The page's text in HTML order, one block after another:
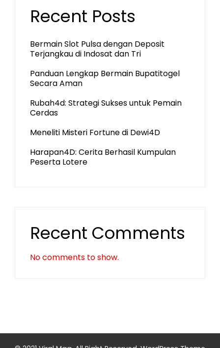
Recent Posts
Bermain Slot Pulsa dengan Deposit
Terjangkau di Indosat dan Tri
Panduan Lengkap Bermain Bupatitogel
Secara Aman
Rubah4d: Strategi Sukses untuk Pemain
Cerdas
Meneliti Misteri Fortune di Dewi4D
Harapan4D: Cerita Berhasil Kumpulan
Peserta Lotere
Recent Comments
No comments to show.